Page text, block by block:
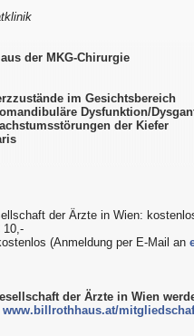
der MKG-Chirurgie
im Gesichtsbereich
Dysfunktion/
der Kiefer
der Ärzte in Wien:
10,-
(Anmeldung per E-Mail an
der Ärzte in Wien
www.billrothhaus.at/